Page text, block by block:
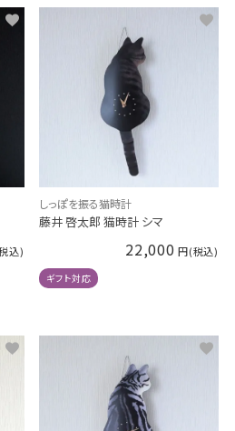
しっぽを振る猫時計
藤井 啓太郎 猫時計 シマ
22,000
ギフト対応